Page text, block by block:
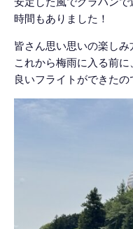
時間もありました！
皆さん思い思いの楽しみ
これから梅雨に入る前に
良いフライトができたの